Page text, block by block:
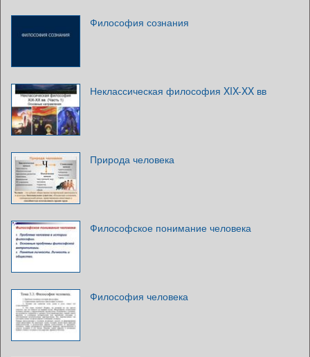
Философия сознания
Неклассическая философия XIX-XX вв
Природа человека
Философское понимание человека
Философия человека